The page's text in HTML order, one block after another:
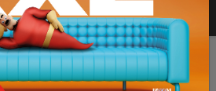
L.360 H.216 P.60
e colonne P.60 Pensili P. 33
Richiedi informazioni